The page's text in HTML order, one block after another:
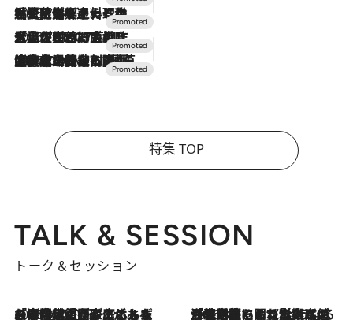
2026.7.24
【夏限定ディナーコース】旬を迎える稚鮎や花ズッキーニなどをイタリア・トスカーナの郷土料理の手法で満喫！
2026.7.17
「土佐和ハーブかき氷」がOMO7高知に登場！生姜、山椒、大葉など目にも舌にも涼を呼ぶ郷土の味
2026.7.10
NEW OPEN！【界 草津】名湯の地に誕生。趣の異なる2種の温泉と上州ならではの会席・蕎麦割烹など美食を味わう究極の癒やし旅
特集 TOP
TALK & SESSION
トーク＆セッション
2026.8.3
「今後値上げがあるとすれば…」「リスクがあるのは今年の冬」エネルギー専門家が語る、ホルムズ海峡封鎖が家庭にもたらす“ある心配” 2026.8.3
「住宅建てられない…」「サーチャージ料の高値が続いている」ホルムズ海峡封鎖による影響はいつまで続く？《エネルギー専門家に聞く“どうなる日本の暮らし”》